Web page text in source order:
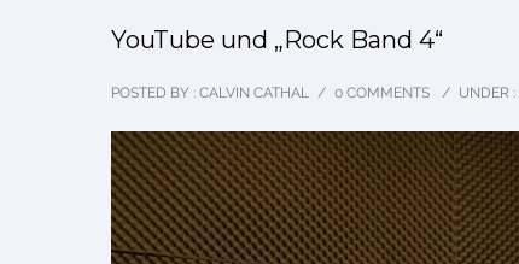
YouTube und „Rock Band 4“
POSTED BY : CALVIN CATHAL / 0 COMMENTS / UNDER :